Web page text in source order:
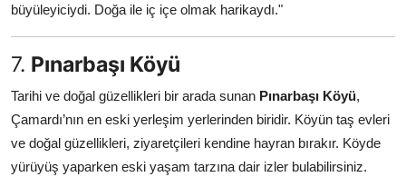
büyüleyiciydi. Doğa ile iç içe olmak harikaydı."
7. Pınarbaşı Köyü
Tarihi ve doğal güzellikleri bir arada sunan Pınarbaşı Köyü,
Çamardı’nın en eski yerleşim yerlerinden biridir. Köyün taş evleri
ve doğal güzellikleri, ziyaretçileri kendine hayran bırakır. Köyde
yürüyüş yaparken eski yaşam tarzına dair izler bulabilirsiniz.